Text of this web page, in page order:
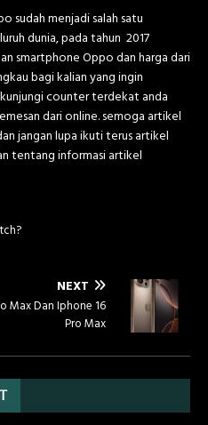
sudah menjadi salah satu
dunia, pada tahun 2017
smartphone Oppo dan harga dari
bagi kalian yang ingin
counter terdekat anda
dari online. semoga artikel
jangan lupa ikuti terus artikel
tentang informasi artikel
NEXT
Max Dan Iphone 16
Pro Max